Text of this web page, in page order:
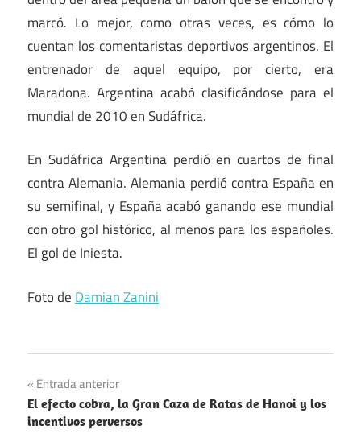
marcó. Lo mejor, como otras veces, es cómo lo
cuentan los comentaristas deportivos argentinos. El
entrenador de aquel equipo, por cierto, era
Maradona. Argentina acabó clasificándose para el
mundial de 2010 en Sudáfrica.
En Sudáfrica Argentina perdió en cuartos de final
contra Alemania. Alemania perdió contra España en
su semifinal, y España acabó ganando ese mundial
con otro gol histórico, al menos para los españoles.
El gol de Iniesta.
Foto de Damian Zanini
Deportes
Navegación
de
Entrada anterior
El efecto cobra, la Gran Caza de Ratas de Hanoi y los
incentivos perversos